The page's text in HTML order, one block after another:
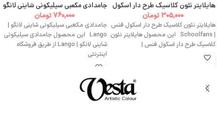
هایلایتر نئون کلاسیک طرح دار اسکول
305,000 تومان
هایلایتر نئون کلاسیک طرح دار اسکول فنس
| Schoolfans این محصول هایلایتر نئون
کلاسیک طرح دار اسکول فنس |
جامدادی مکعبی سیلیکونی شاینی لانگو
760,000 تومان
جامدادی مکعبی سیلیکونی شاینی لانگو |
Lango این محصول جامدادی سیلیکونی
شاینی لانگو | Lango از طریق فروشگاه
اینترنتی